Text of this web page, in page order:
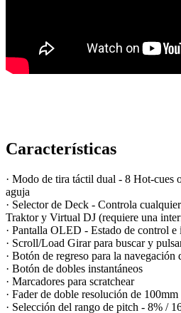
Características
· Modo de tira táctil dual - 8 Hot-cues
aguja
· Selector de Deck - Controla
Traktor y Virtual DJ (requiere una
· Pantalla OLED - Estado de control
· Scroll/Load Girar para buscar y
· Botón de regreso para la navegación
· Botón de dobles instantáneos
· Marcadores para scratchear
· Fader de doble resolución de
· Selección del rango de pitch - 8% /